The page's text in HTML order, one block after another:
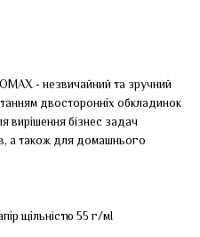
- незвичайний та зручний
двосторонніх обкладинок
вирішення бізнес задач
а також для домашнього
щільністю 55 г/мІ